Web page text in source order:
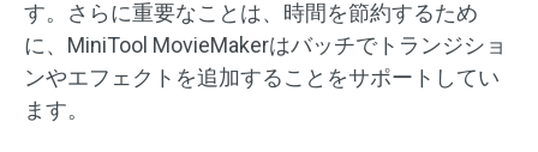
す。さらに重要なことは、時間を節約するため
に、MiniTool MovieMakerはバッチでトランジショ
ンやエフェクトを追加することをサポートしてい
ます。